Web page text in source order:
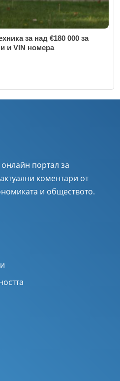
за над €180 000 за
и VIN номера
портал за
коментари от
и обществото.